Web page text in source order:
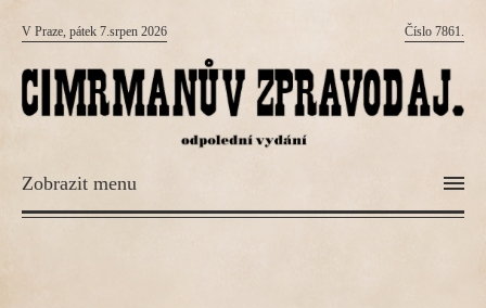
V Praze, pátek 7.srpen 2026 Číslo 7861.
Zobrazit menu